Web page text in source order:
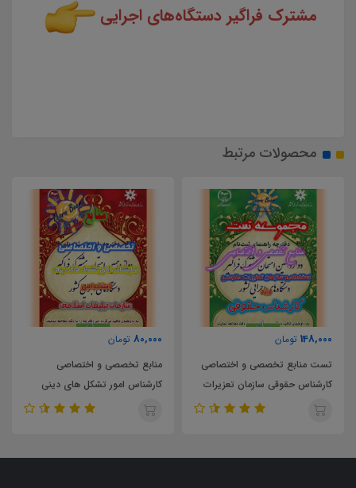
مشترک فراگیر دستگاه‌های اجرایی
محصولات مرتبط
80,000 تومان
منابع تخصصی و اختصاصی
کارشناس امور تشکل های دینی
سازمان تبلیغات اسلامی
194,000 تومان
تست منابع تخصصی و اختصاصی
کارشناس امور تشکل های دینی
سازمان تبلیغات اسلامی